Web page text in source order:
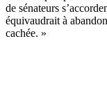
de sénateurs
équivaudrait à
cachée. »